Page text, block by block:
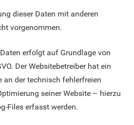
dieser Daten mit anderen
vorgenommen.
erfolgt auf Grundlage von
Der Websitebetreiber hat ein
an der technisch fehlerfreien
seiner Website – hierzu
Files erfasst werden.